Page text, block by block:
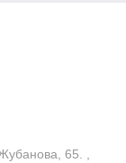
65. ,